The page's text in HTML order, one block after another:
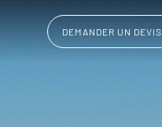
DEMANDER UN DEVIS